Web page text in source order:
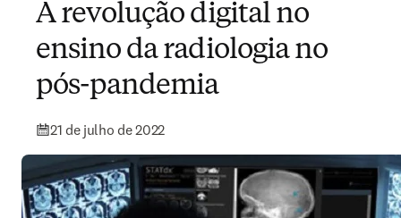
A revolução digital no
ensino da radiologia no
pós-pandemia
21 de julho de 2022